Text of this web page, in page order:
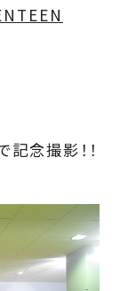
念撮影！！